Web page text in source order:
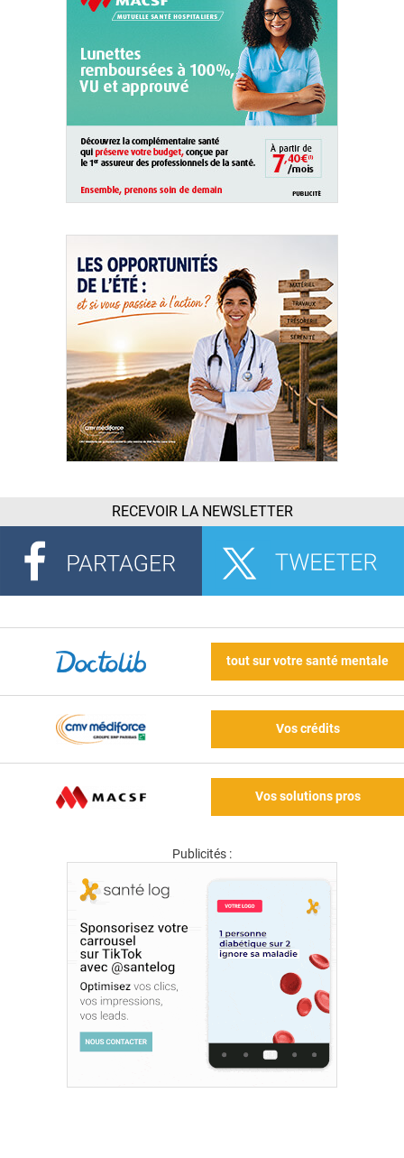
RECEVOIR LA NEWSLETTER
tout sur votre santé mentale
Vos crédits
Vos solutions pros
Publicités :